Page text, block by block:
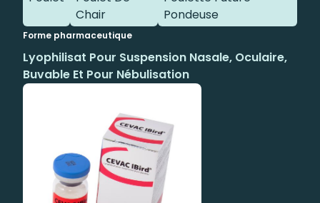
Chair
Pondeuse
Forme pharmaceutique
Lyophilisat Pour Suspension Nasale, Oculaire,
Buvable Et Pour Nébulisation